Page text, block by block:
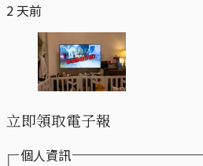
2 天前
立即領取電子報
個人資訊